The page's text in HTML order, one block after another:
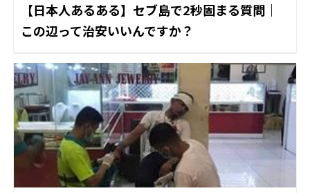
【日本人あるある】セブ島で2秒固まる質問｜
この辺って治安いいんですか？